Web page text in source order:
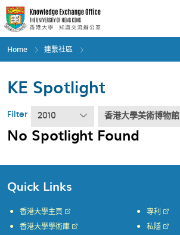
Skip
to
main
content
Home 連繫社區
KE Spotlight
Filter 2010 香港大學美術博物館
No Spotlight Found
Quick Links
香港大學主頁
香港大學學術庫
專利
私隱